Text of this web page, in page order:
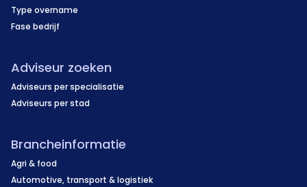
Type overname
Fase bedrijf
Adviseur zoeken
Adviseurs per specialisatie
Adviseurs per stad
Brancheinformatie
Agri & food
Automotive, transport & logistiek